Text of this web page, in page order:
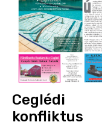
Ceglédi
konfliktus